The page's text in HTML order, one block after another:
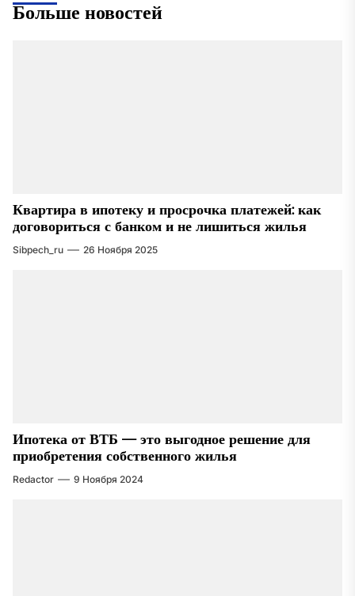
Больше новостей
Квартира в ипотеку и просрочка платежей: как
договориться с банком и не лишиться жилья
Sibpech_ru 26 Ноября 2025
Ипотека от ВТБ — это выгодное решение для
приобретения собственного жилья
Redactor 9 Ноября 2024